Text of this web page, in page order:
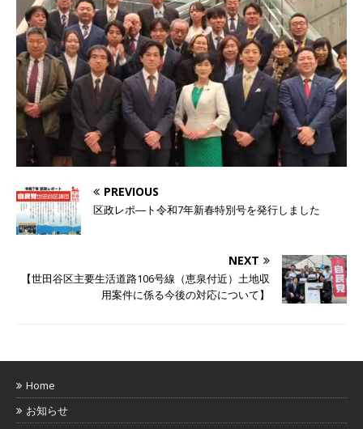
PREVIOUS
区政レポ―ト令和7年新春特別号を発行しました
NEXT
【世田谷区主要生活道路106号線（恵泉付近）土地収
用案件に係る今後の対応について】
Home
お知らせ